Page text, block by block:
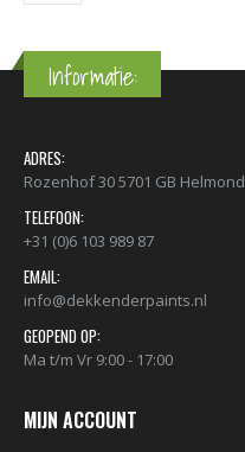
€5,80
Informatie:
ADRES:
Rozenhof 30 5701 GB Helmond
TELEFOON:
+31 (0)6 103 989 87
EMAIL:
info@dekkenderpaints.nl
GEOPEND OP:
Ma t/m Vr 9:00 - 17:00
MIJN ACCOUNT